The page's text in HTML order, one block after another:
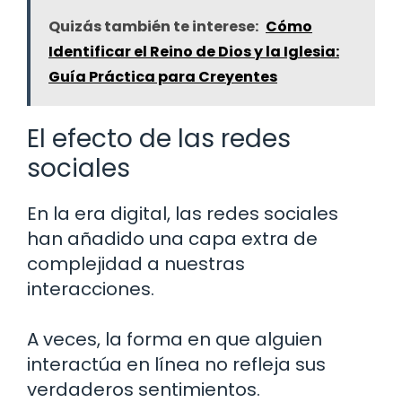
Quizás también te interese: Cómo
Identificar el Reino de Dios y la Iglesia:
Guía Práctica para Creyentes
El efecto de las redes
sociales
En la era digital, las redes sociales
han añadido una capa extra de
complejidad a nuestras
interacciones.
A veces, la forma en que alguien
interactúa en línea no refleja sus
verdaderos sentimientos.